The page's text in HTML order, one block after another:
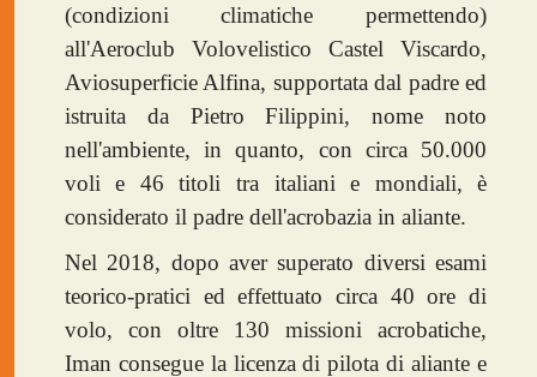
(condizioni climatiche permettendo)
all'Aeroclub Volovelistico Castel Viscardo,
Aviosuperficie Alfina, supportata dal padre ed
istruita da Pietro Filippini, nome noto
nell'ambiente, in quanto, con circa 50.000
voli e 46 titoli tra italiani e mondiali, è
considerato il padre dell'acrobazia in aliante.
Nel 2018, dopo aver superato diversi esami
teorico-pratici ed effettuato circa 40 ore di
volo, con oltre 130 missioni acrobatiche,
Iman consegue la licenza di pilota di aliante e